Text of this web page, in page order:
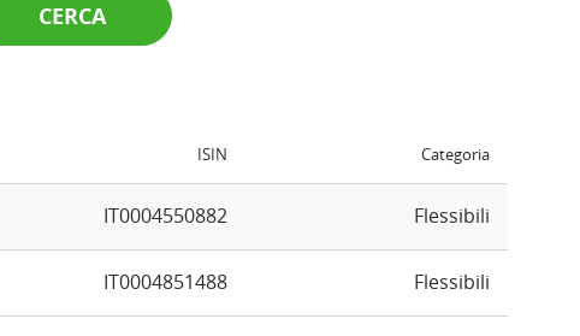
CERCA
ISIN Categoria
IT0004550882 Flessibili
IT0004851488 Flessibili